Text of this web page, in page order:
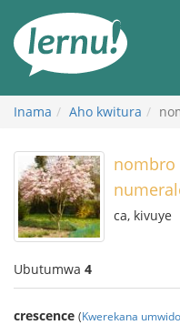
rupapuro
rw'ibirimwo
Inama Aho kwitura
nombro
ca, kivuye
Ubutumwa 4
crescence (Kwerekana